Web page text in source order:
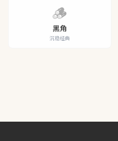
🪵
黑角
沉稳经典